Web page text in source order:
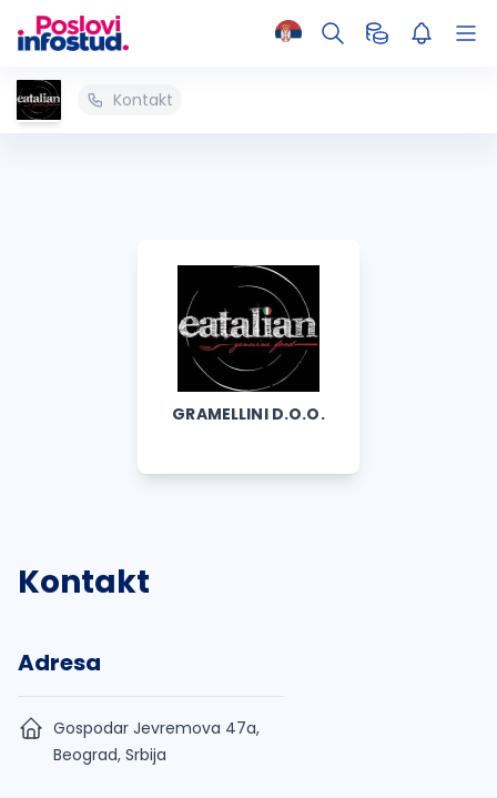
Kontakt
GRAMELLINI D.O.O.
Kontakt
Adresa
Gospodar Jevremova 47a,
Beograd, Srbija